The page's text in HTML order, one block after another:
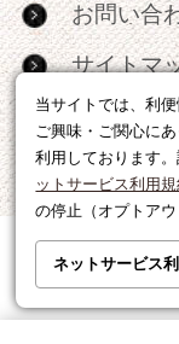
当サイトでは、利
ご興味・ご関心に
利用しております
ットサービス利用規
の停止（オプトア
ネットサービス
お問い合
サイトマ
RSS
広告出稿
利用規約|
運営会社|